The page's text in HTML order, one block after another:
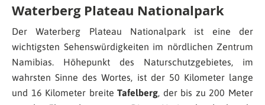
Waterberg Plateau Nationalpark
Der Waterberg Plateau Nationalpark ist eine der
wichtigsten Sehenswürdigkeiten im nördlichen Zentrum
Namibias. Höhepunkt des Naturschutzgebietes, im
wahrsten Sinne des Wortes, ist der 50 Kilometer lange
und 16 Kilometer breiteTafelberg, der bis zu 200 Meter